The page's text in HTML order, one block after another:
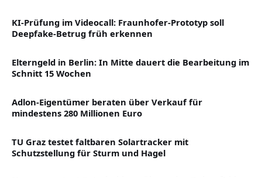
KI-Prüfung im Videocall: Fraunhofer-Prototyp soll
Deepfake-Betrug früh erkennen
Elterngeld in Berlin: In Mitte dauert die Bearbeitung im
Schnitt 15 Wochen
Adlon-Eigentümer beraten über Verkauf für
mindestens 280 Millionen Euro
TU Graz testet faltbaren Solartracker mit
Schutzstellung für Sturm und Hagel